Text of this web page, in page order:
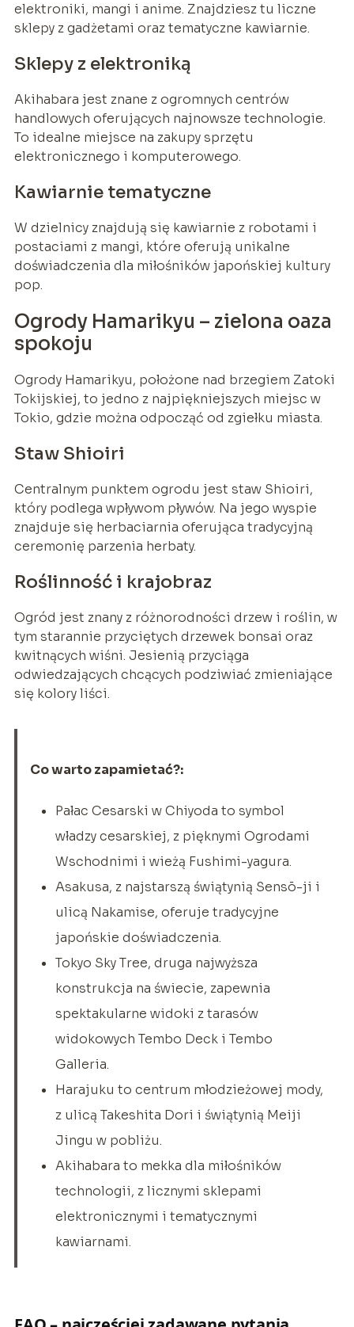
elektroniki, mangi i anime. Znajdziesz tu liczne
sklepy z gadżetami oraz tematyczne kawiarnie.
Sklepy z elektroniką
Akihabara jest znane z ogromnych centrów
handlowych oferujących najnowsze technologie.
To idealne miejsce na zakupy sprzętu
elektronicznego i komputerowego.
Kawiarnie tematyczne
W dzielnicy znajdują się kawiarnie z robotami i
postaciami z mangi, które oferują unikalne
doświadczenia dla miłośników japońskiej kultury
pop.
Ogrody Hamarikyu – zielona oaza
spokoju
Ogrody Hamarikyu, położone nad brzegiem Zatoki
Tokijskiej, to jedno z najpiękniejszych miejsc w
Tokio, gdzie można odpocząć od zgiełku miasta.
Staw Shioiri
Centralnym punktem ogrodu jest staw Shioiri,
który podlega wpływom pływów. Na jego wyspie
znajduje się herbaciarnia oferująca tradycyjną
ceremonię parzenia herbaty.
Roślinność i krajobraz
Ogród jest znany z różnorodności drzew i roślin, w
tym starannie przyciętych drzewek bonsai oraz
kwitnących wiśni. Jesienią przyciąga
odwiedzających chcących podziwiać zmieniające
się kolory liści.
Co warto zapamietać?:
Pałac Cesarski w Chiyoda to symbol
władzy cesarskiej, z pięknymi Ogrodami
Wschodnimi i wieżą Fushimi-yagura.
Asakusa, z najstarszą świątynią Sensō-ji i
ulicą Nakamise, oferuje tradycyjne
japońskie doświadczenia.
Tokyo Sky Tree, druga najwyższa
konstrukcja na świecie, zapewnia
spektakularne widoki z tarasów
widokowych Tembo Deck i Tembo
Galleria.
Harajuku to centrum młodzieżowej mody,
z ulicą Takeshita Dori i świątynią Meiji
Jingu w pobliżu.
Akihabara to mekka dla miłośników
technologii, z licznymi sklepami
elektronicznymi i tematycznymi
kawiarnami.